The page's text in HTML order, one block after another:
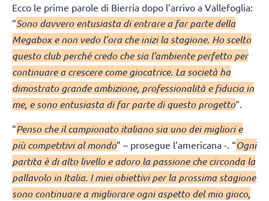
Ecco le prime parole di Bierria dopo l’arrivo a Vallefoglia:
“Sono davvero entusiasta di entrare a far parte della
Megabox e non vedo l’ora che inizi la stagione. Ho scelto
questo club perché credo che sia l’ambiente perfetto per
continuare a crescere come giocatrice. La società ha
dimostrato grande ambizione, professionalità e fiducia in
me, e sono entusiasta di far parte di questo progetto“.
“Penso che il campionato italiano sia uno dei migliori e
più competitivi al mondo” – prosegue l’americana -. “Ogni
partita è di alto livello e adoro la passione che circonda la
pallavolo in Italia. I miei obiettivi per la prossima stagione
sono continuare a migliorare ogni aspetto del mio gioco,